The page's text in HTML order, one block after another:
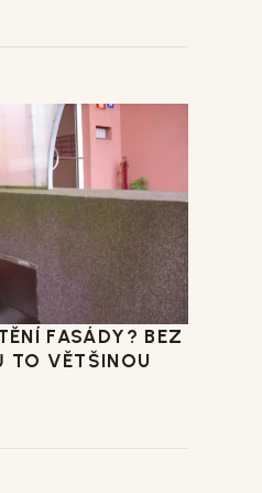
FASÁDY? BEZ
TO VĚTŠINOU